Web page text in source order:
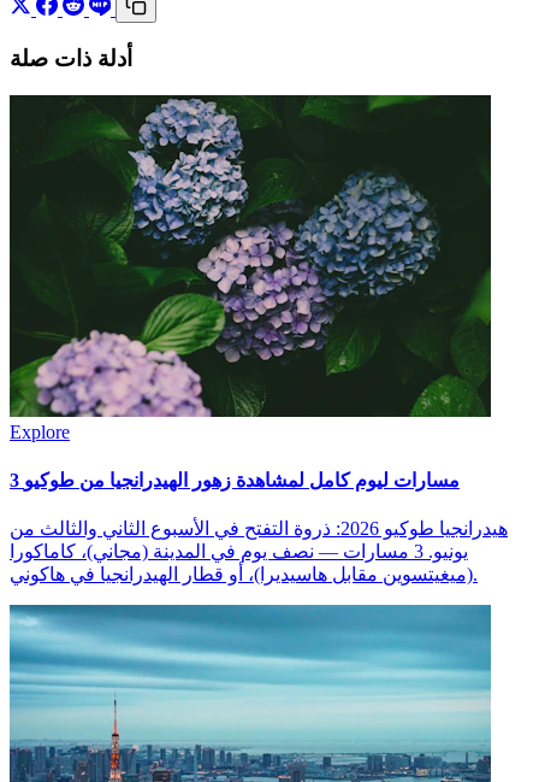
أدلة ذات صلة
Explore
3 مسارات ليوم كامل لمشاهدة زهور الهيدرانجيا من طوكيو
هيدرانجيا طوكيو 2026: ذروة التفتح في الأسبوع الثاني والثالث من
يونيو. 3 مسارات — نصف يوم في المدينة (مجاني)، كاماكورا
(ميغيتسوين مقابل هاسيديرا)، أو قطار الهيدرانجيا في هاكوني.